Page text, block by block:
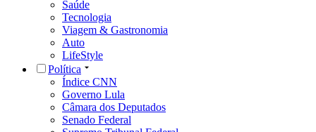
Saúde
Tecnologia
Viagem & Gastronomia
Auto
LifeStyle
Política
Índice CNN
Governo Lula
Câmara dos Deputados
Senado Federal